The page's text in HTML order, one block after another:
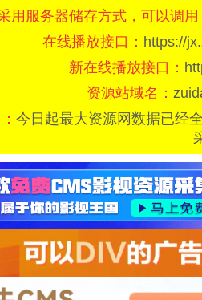
用服务器储存方式，可以调
在线播放接口：https://
新在线播放接口：
资源站域名：
今日起最大资源网数据已经